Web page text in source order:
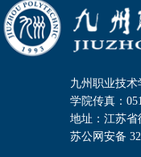
九州职业技术
学院传真：
地址：江苏
苏公网安备